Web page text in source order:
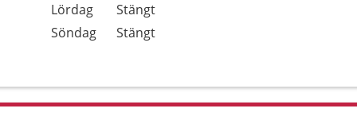
Lördag
Stängt
Söndag
Stängt